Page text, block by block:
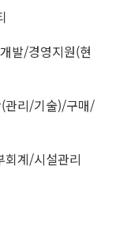
발/경영지원(현
관리/기술)/구매/
계/시설관리